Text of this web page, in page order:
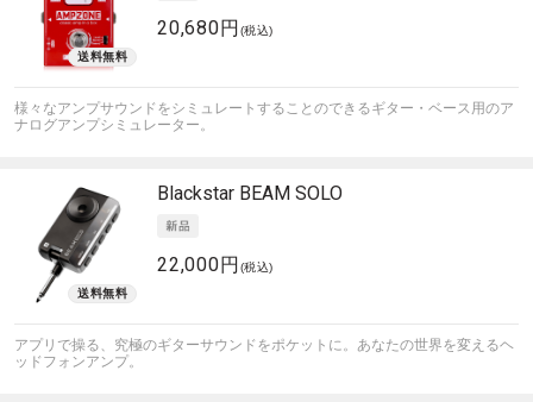
20,680円 (税込)
様々なアンプサウンドをシミュレートすることのできるギター・ベース用のア
ナログアンプシミュレーター。
Blackstar BEAM SOLO
22,000円 (税込)
アプリで操る、究極のギターサウンドをポケットに。あなたの世界を変えるヘ
ッドフォンアンプ。